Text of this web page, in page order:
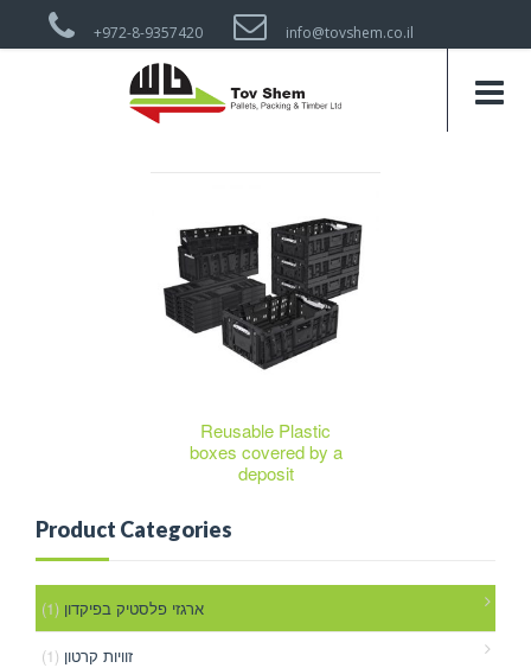
+972-8-9357420 info@tovshem.co.il
Reusable Plastic
boxes covered by a
deposit
Product Categories
ארגזי פלסטיק בפיקדון (1)
זוויות קרטון (1)